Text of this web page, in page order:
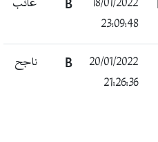
18/01/2022
23:09:48
B غائب
20/01/2022
21:26:36
B ناجح